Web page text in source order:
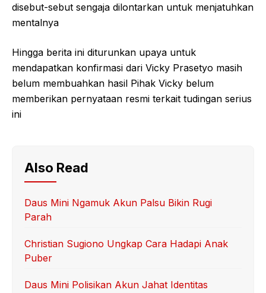
disebut-sebut sengaja dilontarkan untuk menjatuhkan
mentalnya
Hingga berita ini diturunkan upaya untuk
mendapatkan konfirmasi dari Vicky Prasetyo masih
belum membuahkan hasil Pihak Vicky belum
memberikan pernyataan resmi terkait tudingan serius
ini
Also Read
Daus Mini Ngamuk Akun Palsu Bikin Rugi
Parah
Christian Sugiono Ungkap Cara Hadapi Anak
Puber
Daus Mini Polisikan Akun Jahat Identitas